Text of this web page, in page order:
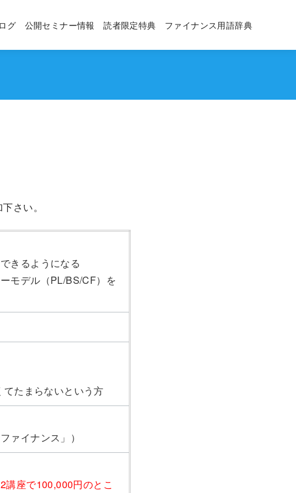
グ 公開セミナー情報 読者限定特典 ファイナンス用語辞典
さい。
きるようになる
モデル（PL/BS/CF）を
てたまらないという方
ァイナンス」）
講座で100,000円のとこ